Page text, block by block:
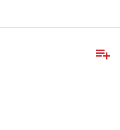
playlist_add